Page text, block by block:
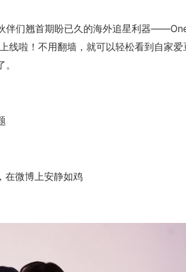
伴们翘首期盼已久的海外追星利器
线啦！不用翻墙，就可以轻松看到自家
在微博上安静如鸡